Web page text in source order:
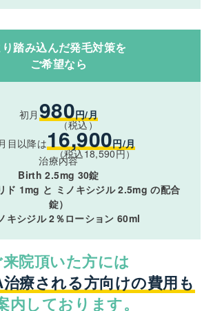
り踏み込んだ発毛対策を
ご希望なら
初月 980円/月
（税込）
目以降は16,900円/月
（税込18,590円）
治療内容
Birth 2.5mg 30錠
ド 1mg と ミノキシジル 2.5mg の配合
錠）
キシジル 2％ローション 60ml
院頂いた方には
療される方向けの費用も
内しております。